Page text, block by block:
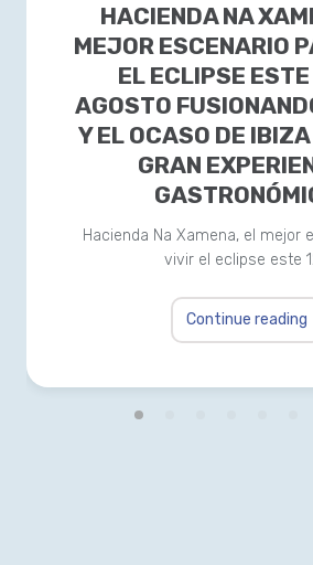
HACIENDA NA
MEJOR ESCENARIO
EL ECLIPSE
AGOSTO
Y EL OCASO DE
GRAN
Hacienda Na Xamena, el mejor
vivir el eclipse este
Continue reading